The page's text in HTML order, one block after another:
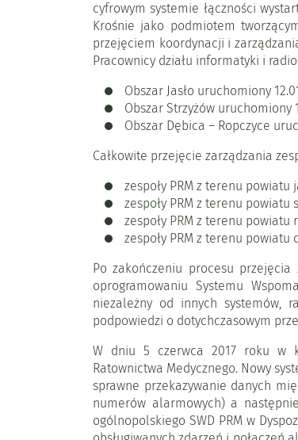
cyfrowym systemie łączności
Krośnie jako podmiotem
przejęciem koordynacji i
Pracownicy działu informatyki i
Obszar Jasło uruchomiony
Obszar Strzyżów uruchomiony
Obszar Dębica – Ropczyce
Całkowite przejęcie zarządzania
zespoły PRM z terenu
zespoły PRM z terenu powiatu
zespoły PRM z terenu
zespoły PRM z terenu powiatu
Po zakończeniu procesu przejęcia
oprogramowaniu Systemu
niezależny od innych systemów,
podpowiedzi o dotychczasowym
W dniu 5 czerwca 2017 roku w
Ratownictwa Medycznego. Nowy
sprawne przekazywanie danych
numerów alarmowych) a
ogólnopolskiego SWD PRM w